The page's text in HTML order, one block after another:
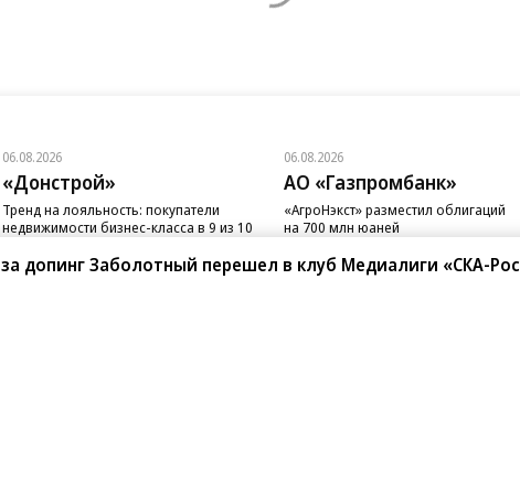
06.08.2026
«Донстрой»
Тренд на лояльность: покупатели
недвижимости бизнес-класса в 9 из 10
06.08.2026
АО «Газпромбанк»
«АгроНэкст» разместил облигаций
на 700 млн юаней
допинг Заболотный перешел в клуб Медиалиги «СКА-